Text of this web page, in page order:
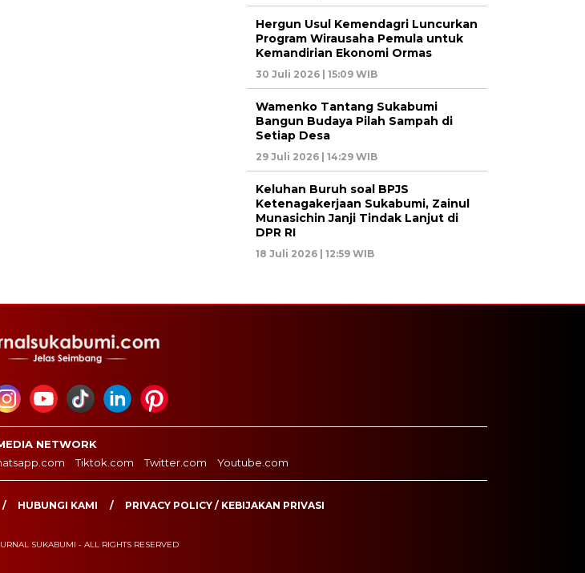
Hergun Usul Kemendagri Luncurkan
Program Wirausaha Pemula untuk
Kemandirian Ekonomi Ormas
30 Juli 2026 | 15:09 WIB
Wamenko Tantang Sukabumi
Bangun Budaya Pilah Sampah di
Setiap Desa
29 Juli 2026 | 14:29 WIB
Keluhan Buruh soal BPJS
Ketenagakerjaan Sukabumi, Zainul
Munasichin Janji Tindak Lanjut di
DPR RI
18 Juli 2026 | 12:59 WIB
NETWORK
Tiktok.com Twitter.com Youtube.com
HUBUNGI KAMI PRIVACY POLICY / KEBIJAKAN PRIVASI
SUKABUMI - ALL RIGHTS RESERVED